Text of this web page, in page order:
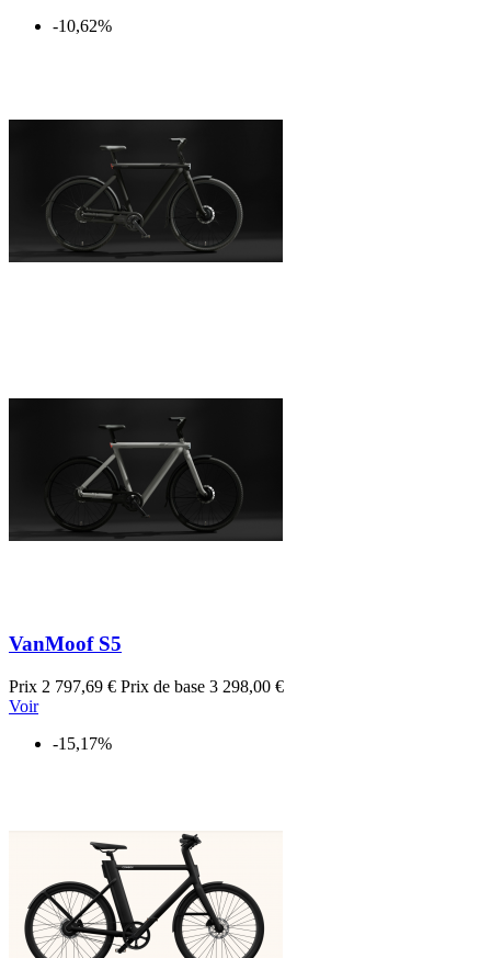
-10,62%
VanMoof S5
Prix 2 797,69 € Prix de base 3 298,00 €
Voir
-15,17%